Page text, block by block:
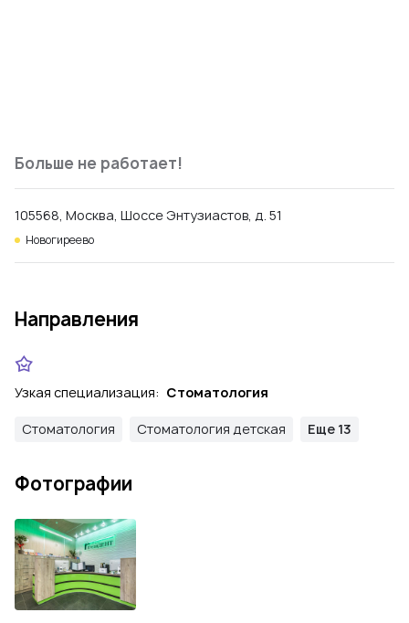
Больше не работает!
105568, Москва, Шоссе Энтузиастов, д. 51
Новогиреево
Направления
Узкая специализация: Стоматология
Стоматология Стоматология детская Еще 13
Фотографии